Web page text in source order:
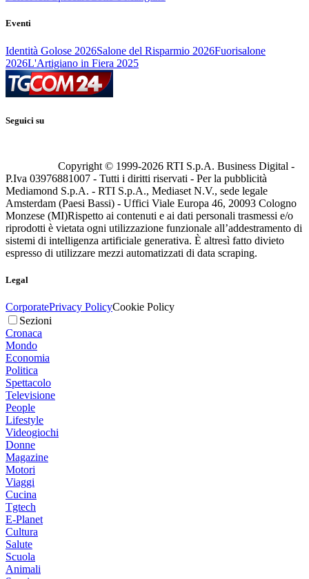
Eventi
Identità Golose 2026Salone del Risparmio 2026Fuorisalone
2026L'Artigiano in Fiera 2025
Seguici su
Copyright © 1999-2026 RTI S.p.A. Business Digital -
P.Iva 03976881007 - Tutti i diritti riservati - Per la pubblicità
Mediamond S.p.A. - RTI S.p.A., Mediaset N.V., sede legale
Amsterdam (Paesi Bassi) - Uffici Viale Europa 46, 20093 Cologno
Monzese (MI)Rispetto ai contenuti e ai dati personali trasmessi e/o
riprodotti è vietata ogni utilizzazione funzionale all’addestramento di
sistemi di intelligenza artificiale generativa. È altresì fatto divieto
espresso di utilizzare mezzi automatizzati di data scraping.
Legal
CorporatePrivacy PolicyCookie Policy
Sezioni
Cronaca
Mondo
Economia
Politica
Spettacolo
Televisione
People
Lifestyle
Videogiochi
Donne
Magazine
Motori
Viaggi
Cucina
Tgtech
E-Planet
Cultura
Salute
Scuola
Animali